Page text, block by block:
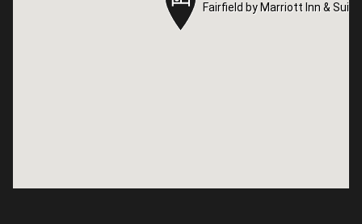
Fairfield by Marriott Inn &
Fairfield by Marriott Inn &